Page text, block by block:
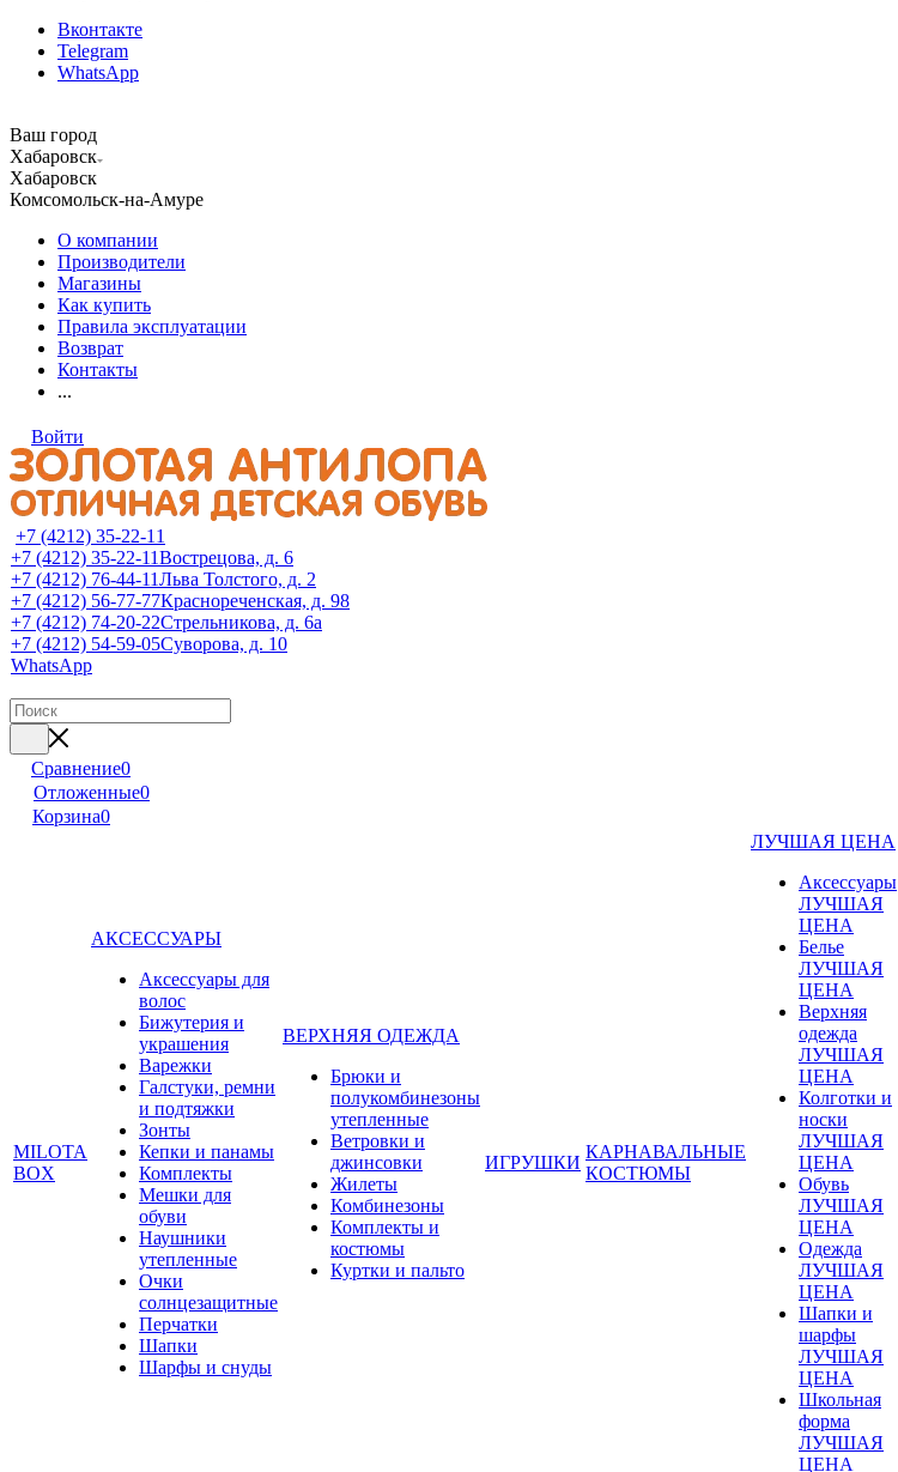
Вконтакте
Telegram
WhatsApp
Ваш город
Хабаровск
Хабаровск
Комсомольск-на-Амуре
О компании
Производители
Магазины
Как купить
Правила эксплуатации
Возврат
Контакты
...
Войти
+7 (4212) 35-22-11
+7 (4212) 35-22-11Вострецова, д. 6
+7 (4212) 76-44-11Льва Толстого, д. 2
+7 (4212) 56-77-77Краснореченская, д. 98
+7 (4212) 74-20-22Стрельникова, д. 6а
+7 (4212) 54-59-05Суворова, д. 10
WhatsApp
Сравнение0
Отложенные0
Корзина0
MILOTA
BOX
АКСЕССУАРЫ
Аксессуары для
волос
Бижутерия и
украшения
Варежки
Галстуки, ремни
и подтяжки
Зонты
Кепки и панамы
Комплекты
Мешки для
обуви
Наушники
утепленные
Очки
солнцезащитные
Перчатки
Шапки
Шарфы и снуды
ВЕРХНЯЯ ОДЕЖДА
Брюки и
полукомбинезоны
утепленные
Ветровки и
джинсовки
Жилеты
Комбинезоны
Комплекты и
костюмы
Куртки и пальто
ИГРУШКИ
КАРНАВАЛЬНЫЕ
КОСТЮМЫ
ЛУЧШАЯ ЦЕНА
Аксессуары
ЛУЧШАЯ
ЦЕНА
Белье
ЛУЧШАЯ
ЦЕНА
Верхняя
одежда
ЛУЧШАЯ
ЦЕНА
Колготки и
носки
ЛУЧШАЯ
ЦЕНА
Обувь
ЛУЧШАЯ
ЦЕНА
Одежда
ЛУЧШАЯ
ЦЕНА
Шапки и
шарфы
ЛУЧШАЯ
ЦЕНА
Школьная
форма
ЛУЧШАЯ
ЦЕНА